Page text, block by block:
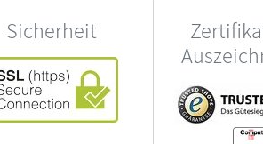
Sicherheit